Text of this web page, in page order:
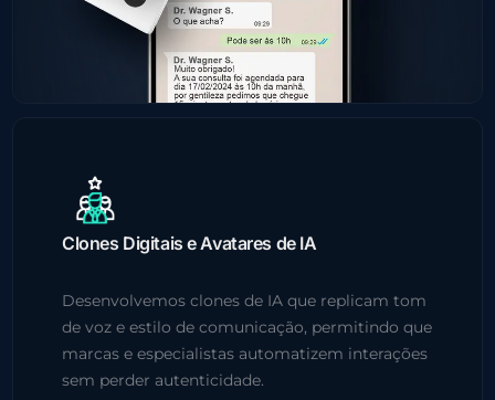
Clones Digitais e Avatares de IA
Desenvolvemos clones de IA que replicam tom
de voz e estilo de comunicação, permitindo que
marcas e especialistas automatizem interações
sem perder autenticidade.